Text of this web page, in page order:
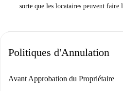
sorte que les locataires peuvent faire
Politiques d'Annulation
Avant Approbation du Propriétaire